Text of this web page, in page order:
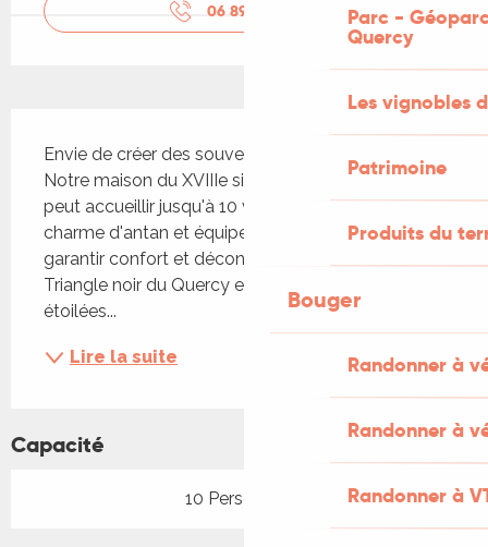
Parc -
Quercy
Les vignobles
Patrimoine
Produits du
Bouger
Randonner à
Randonner à
Randonner à
06 89 56 53
Envie de créer des souvenirs avec vos proches ?
Notre maison du XVIIIe siècle, rénovée en 2022,
peut accueillir jusqu'à 10 voyageurs. Elle allie
charme d'antan et équipements modernes pour
garantir confort et déconnexion. Située dans le
Triangle noir du Quercy elle offre des nuits
étoilées...
Lire la suite
Capacité
10 Personne(s)